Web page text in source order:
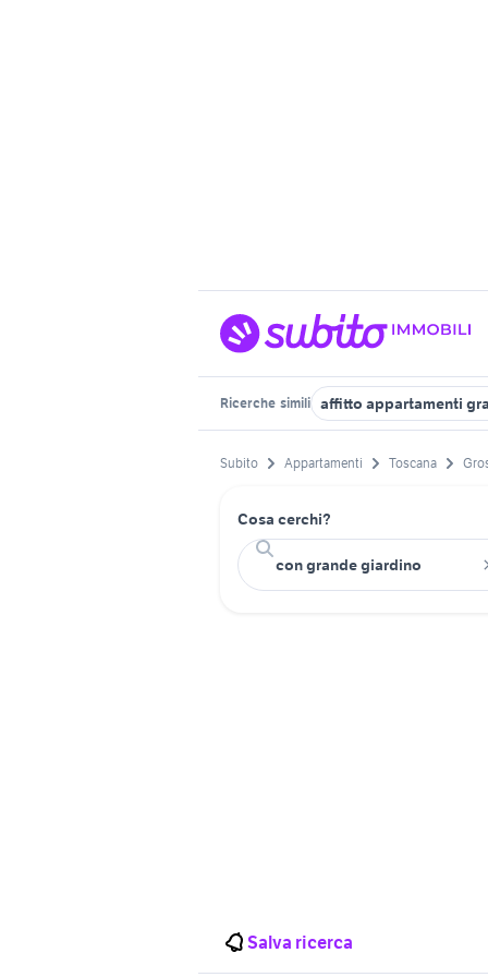
Ricerche simili affitto appartamenti
Subito Appartamenti Toscana
Cosa cerchi?
Salva ricerca